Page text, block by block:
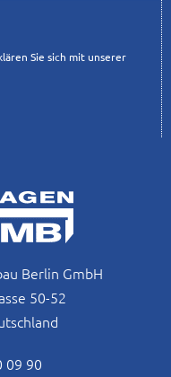
Sie sich mit unserer
Berlin GmbH
50-52
09 90